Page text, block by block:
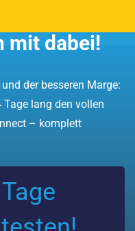
mit dabei!
der besseren Marge:
lang den vollen
– komplett